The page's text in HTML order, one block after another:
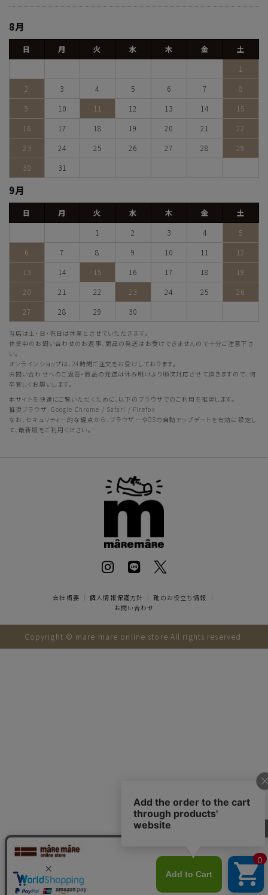
8月
日 月 火 水 木 金
土
1
2
3 4 5 6 7
8
9
10 11 12 13 14
15
16
17 18 19 20 21
22
23
24 25 26 27 28
29
30
31
9月
日 月 火 水 木 金
土
1
2 3 4
5
6
7 8 9 10 11
12
13
14 15 16 17 18
19
20
21 22 23 24 25
26
27
28 29 30
当店は土・日・祝日は休業とさせていただきます。
休業中のお問い合わせのお返事、商品の発送はお受けできませんので十分ご注意下さ
い。
オンラインショップは、24時間ご注文をお受けしております。
お問い合わせへのご返答・商品の発送は休み明けより順次対応させて頂きますので、何
卒宜しくお願いします。
本サイトを快適にご覧いただくために、以下のブラウザでのご利用を推奨します。
推奨ブラウザ：Google Chrome / Safari / Firefox
なお、セキュリティー的な観点から、ブラウザーやOSの自動アップデートを有効に設定し
て、最新版をご利用ください。
会社概要 ｜個人情報保護方針 ｜靴のお役立ち情報
｜
お問い合わせ
Copyright © mare mare online store All rights reserved.